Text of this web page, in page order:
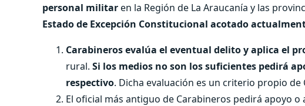
personal militaren la Región de La Araucanía y las
Estado de Excepción Constitucional acotado
Carabineros evalúa el eventual delito y aplica el
rural. Si los medios no son los suficientes pedirá
respectivo. Dicha evaluación es un criterio propio de
El oficial más antiguo de Carabineros pedirá apoyo o